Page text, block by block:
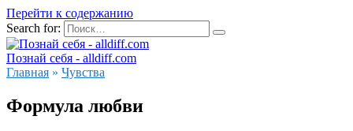
Перейти к содержанию
Search for:
Познай себя - alldiff.com
Главная » Чувства
Формула любви